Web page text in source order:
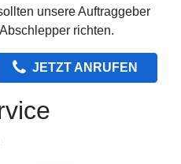
unsere Auftraggeber
richten.
JETZT ANRUFEN